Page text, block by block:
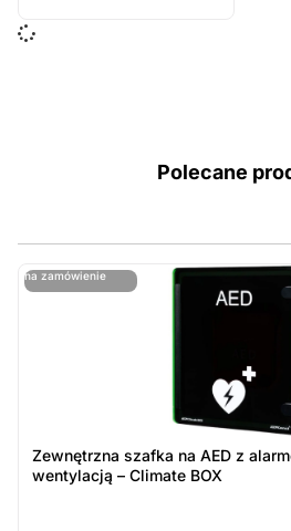
dostępny
Polecane
na zamówienie
ostatnie sztuki
Zewnętrzna szafka na AED z
wentylacją – Climate BOX